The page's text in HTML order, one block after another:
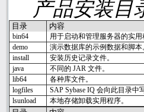
产品安装目
目录 内容
bin64
用于启动和管理服务器的实用
demo
演示数据库的示例数据和脚本
install
安装历史记录文件。
java
不同的JAR文件。
lib64
各种库文件。
logfiles
SAP Sybase IQ会向此目录中
lsunload
本地存储卸载实用程序。